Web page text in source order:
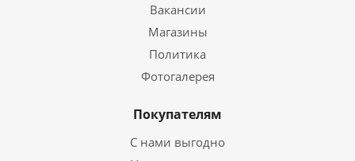
Вакансии
Магазины
Политика
Фотогалерея
Покупателям
С нами выгодно